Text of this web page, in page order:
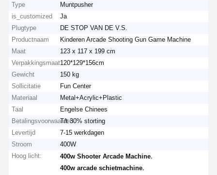
Type
Muntpusher
is_customized
Ja
Plugtype
DE STOP VAN DE V.S.
Productnaam
Kinderen Arcade Shooting Gun Game Machine
Maat
123 x 117 x 199 cm
Verpakkingsmaat120*129*156cm
Gewicht
150 kg
Sollicitatie
Fun Center
Materiaal
Metal+Acrylic+Plastic
Taal
Engelse Chinees
BetalingsvoorwaardenT/t 30% storting
Levertijd
7-15 werkdagen
Stroom
400W
Hoog licht:
400w Shooter Arcade Machine
400w arcade schietmachine